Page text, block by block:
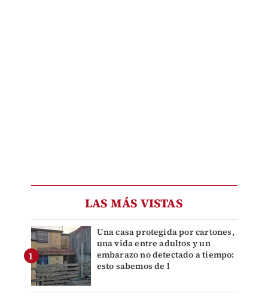
LAS MÁS VISTAS
Una casa protegida por cartones,
una vida entre adultos y un
embarazo no detectado a tiempo:
esto sabemos de l